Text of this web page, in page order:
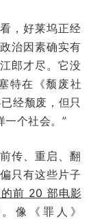
，好莱坞正经
治因素确实有
郎才尽。它没
特在《颓废社
经颓废，但只
一个社会。”
传、重启、翻
只有这些片子
前 20 部电影
像《罪人》